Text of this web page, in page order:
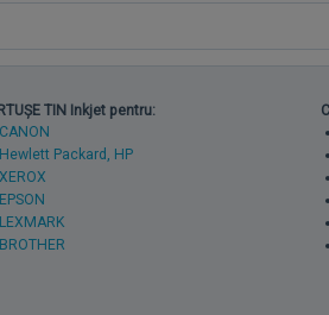
TIN Inkjet pentru:
CANON
Hewlett Packard, HP
XEROX
EPSON
LEXMARK
BROTHER